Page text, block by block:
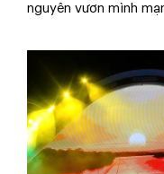
nguyên vươn mình